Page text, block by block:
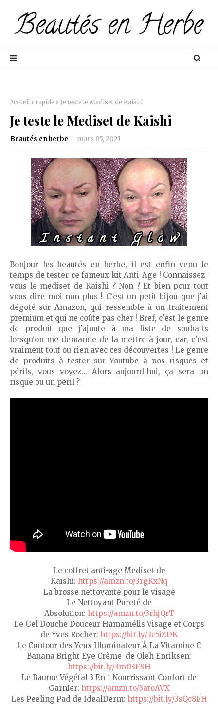
Accueil rapide Je teste le Mediset de Kaishi
Je teste le Mediset de Kaishi
Beautés en herbe mars 05, 2021
Bonjour les beautés en herbe, il est enfin venu le
temps de tester ce fameux kit Anti-Age ! Connaissez-
vous le mediset de Kaishi ? Non ? Et bien pour tout
vous dire moi non plus ! C'est un petit bijou que j'ai
dégoté sur Amazon, qui ressemble à un traitement
premium et qui ne coûte pas cher ! Bref, c'est le genre
de produit que j'ajoute à ma liste de souhaits
lorsqu'on me demande de la mettre à jour, car, c'est
vraiment tout ou rien avec ces découvertes ! Le genre
de produits à tester sur Youtube à nos risques et
périls, vous voyez... Alors aujourd'hui, ça sera un
risque ou un péril ?
Le coffret anti-age Mediset de
Kaishi: https://amzn.to/3rgKxNq
La brosse nettoyante pour le visage
Le Nettoyant Pureté de
Absolution: https://amzn.to/3rhjQrT
Le Gel Douche Douceur Hamamélis Visage et Corps
de Yves Rocher: https://bit.ly/3c5iZDK
Le Contour des Yeux Illuminateur À La Vitamine C
Banana Bright Eye Crème de Oleh Enriksen:
https://bit.ly/3mD3FSH
Le Baume Végétal 3 En 1 Nourrissant Confort de
Garnier: https://amzn.to/3atoAVX
Les Peeling Pad de IdealDerm: https://bit.ly/3sQc8FH